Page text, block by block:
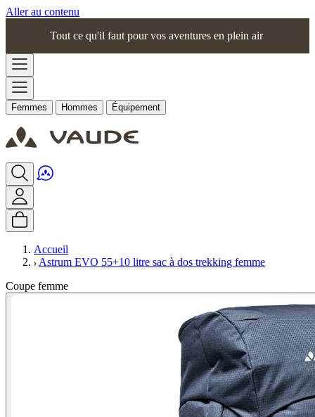
Aller au contenu
Tout ce qu'il faut pour vos aventures en plein air
Femmes Hommes Équipement
Accueil
Astrum EVO 55+10 litre sac à dos trekking femme
Coupe femme